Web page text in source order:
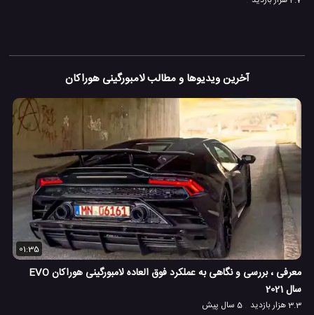
آخرین ویدیوها و مطالب لامبورگینی هوراکان
01:35
معرفی ، بررسی و نگاهی به عملکرد فوق العاده لامبورگینی هوراکان EVO
سال 2021
3.3 هزار بازدید 5 سال پیش